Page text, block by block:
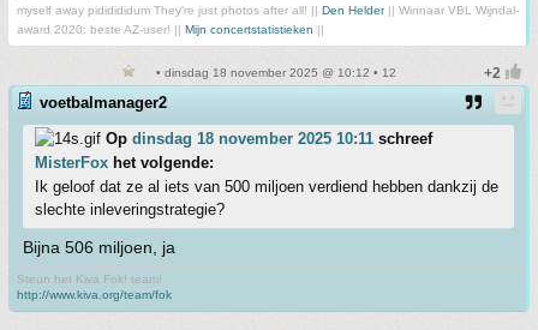
myself away pididididum They're just photos after all! || Den Helder|| Winnaar VBL Wijndal-
award 2020: beste AZ-user! || Mijn concertstatistieken
• dinsdag 18 november 2025 @ 10:12 • 12
voetbalmanager2
Op dinsdag 18 november 2025 10:11 schreef
MisterFox het volgende:
Ik geloof dat ze al iets van 500 miljoen verdiend hebben dankzij de
slechte inleveringstrategie?
Bijna 506 miljoen, ja
Steun het Kiva Fok! team!
http://www.kiva.org/team/fok